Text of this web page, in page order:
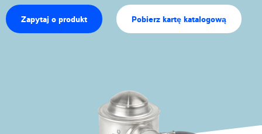
Oprogramowanie
Rozwiązania przemysłowe
Zapytaj o produkt Pobierz kartę katalogową